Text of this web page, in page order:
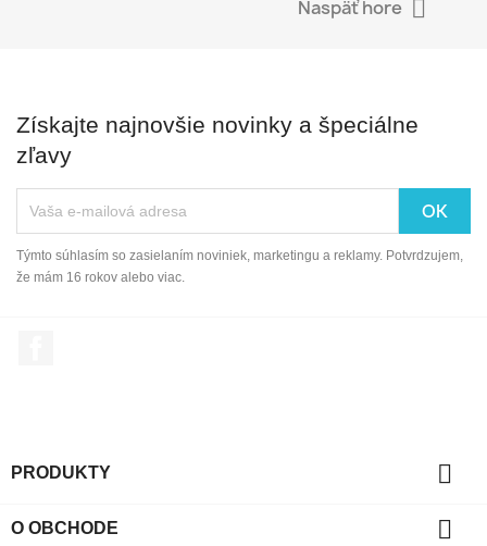
Naspäť hore 
Získajte najnovšie novinky a špeciálne
zľavy
Týmto súhlasím so zasielaním noviniek, marketingu a reklamy. Potvrdzujem,
že mám 16 rokov alebo viac.
PRODUKTY 
O OBCHODE 